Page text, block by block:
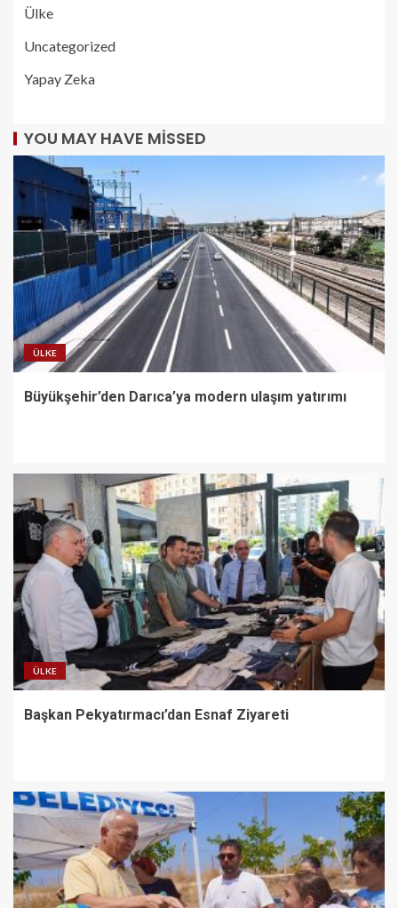
Ülke
Uncategorized
Yapay Zeka
YOU MAY HAVE MISSED
ÜLKE
Büyükşehir’den Darıca’ya modern ulaşım yatırımı
ÜLKE
Başkan Pekyatırmacı’dan Esnaf Ziyareti